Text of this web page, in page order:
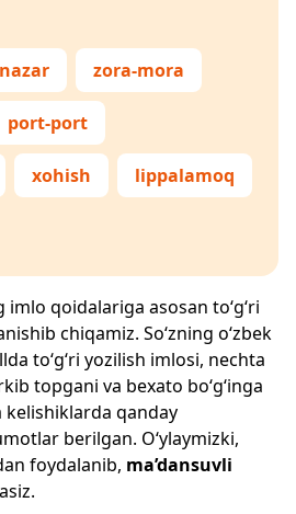
zora-mora
port-port
xohish lippalamoq
imlo qoidalariga asosan to‘g‘ri
chiqamiz. So‘zning o‘zbek
to‘g‘ri yozilish imlosi, nechta
topgani va bexato bo‘g‘inga
qanday
berilgan. O‘ylaymizki,
foydalanib, ma’dansuvli